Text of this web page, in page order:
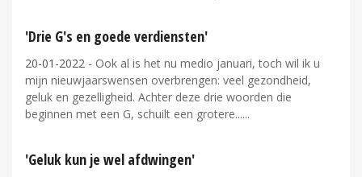
'Drie G's en goede verdiensten'
20-01-2022 - Ook al is het nu medio januari, toch wil ik u
mijn nieuwjaarswensen overbrengen: veel gezondheid,
geluk en gezelligheid. Achter deze drie woorden die
beginnen met een G, schuilt een grotere...
'Geluk kun je wel afdwingen'